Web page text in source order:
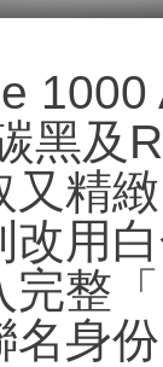
黑及
精
用
完整
名身